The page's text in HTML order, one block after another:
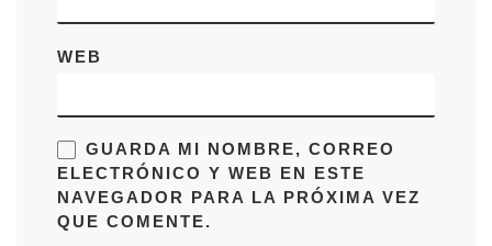
WEB
GUARDA MI NOMBRE, CORREO
ELECTRÓNICO Y WEB EN ESTE
NAVEGADOR PARA LA PRÓXIMA VEZ
QUE COMENTE.